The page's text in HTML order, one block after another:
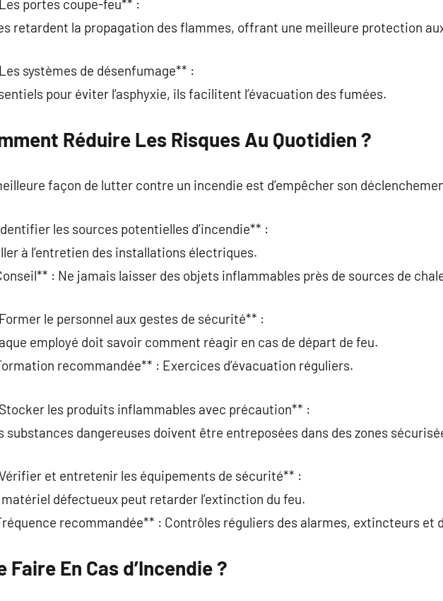
portes coupe-feu** :
retardent la propagation des flammes, offrant une meilleure protection
systèmes de désenfumage** :
pour éviter l’asphyxie, ils facilitent l’évacuation des fumées.
Réduire Les Risques Au Quotidien ?
façon de lutter contre un incendie est d’empêcher son
les sources potentielles d’incendie** :
à l’entretien des installations électriques.
: Ne jamais laisser des objets inflammables près de sources de
le personnel aux gestes de sécurité** :
employé doit savoir comment réagir en cas de départ de feu.
recommandée** : Exercices d’évacuation réguliers.
les produits inflammables avec précaution** :
substances dangereuses doivent être entreposées dans des zones
et entretenir les équipements de sécurité** :
matériel défectueux peut retarder l’extinction du feu.
recommandée** : Contrôles réguliers des alarmes, extincteurs et
Faire En Cas d’Incendie ?